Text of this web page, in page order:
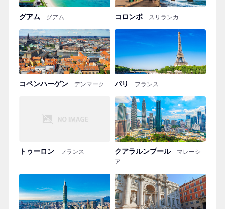
グアム グアム コロンボ スリランカ
コペンハーゲン デンマーク パリ フランス
トゥーロン フランス クアラルンプール
マレーシ
ア